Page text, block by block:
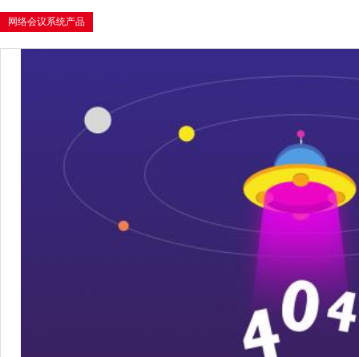
网络会议系统产品